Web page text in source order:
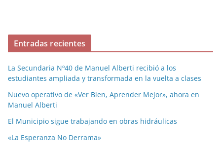
Entradas recientes
La Secundaria Nº40 de Manuel Alberti recibió a los
estudiantes ampliada y transformada en la vuelta a clases
Nuevo operativo de «Ver Bien, Aprender Mejor», ahora en
Manuel Alberti
El Municipio sigue trabajando en obras hidráulicas
«La Esperanza No Derrama»